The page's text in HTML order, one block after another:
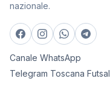
nazionale.
Canale WhatsApp
Telegram Toscana Futsal